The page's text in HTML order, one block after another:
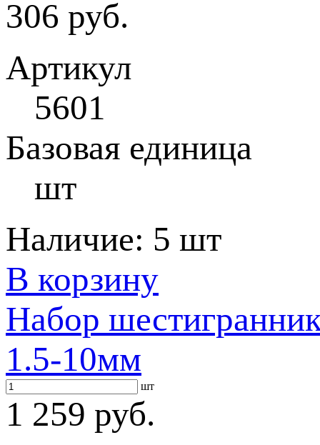
306 руб.
Артикул
5601
Базовая единица
шт
Наличие: 5 шт
В корзину
Набор
1.5-10мм
шт
1 259 руб.